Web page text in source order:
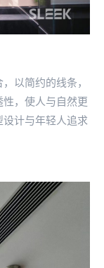
以简约的线条，
，使人与自然更
计与年轻人追求